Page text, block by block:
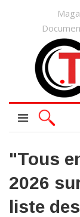
"Tous
2026
liste